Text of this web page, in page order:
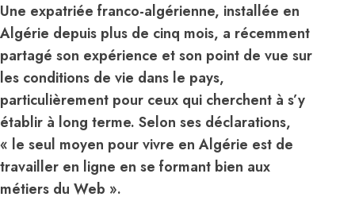
Une expatriée franco-algérienne, installée en
Algérie depuis plus de cinq mois, a récemment
partagé son expérience et son point de vue sur
les conditions de vie dans le pays,
particulièrement pour ceux qui cherchent à s’y
établir à long terme. Selon ses déclarations,
« le seul moyen pour vivre en Algérie est de
travailler en ligne en se formant bien aux
métiers du Web ».